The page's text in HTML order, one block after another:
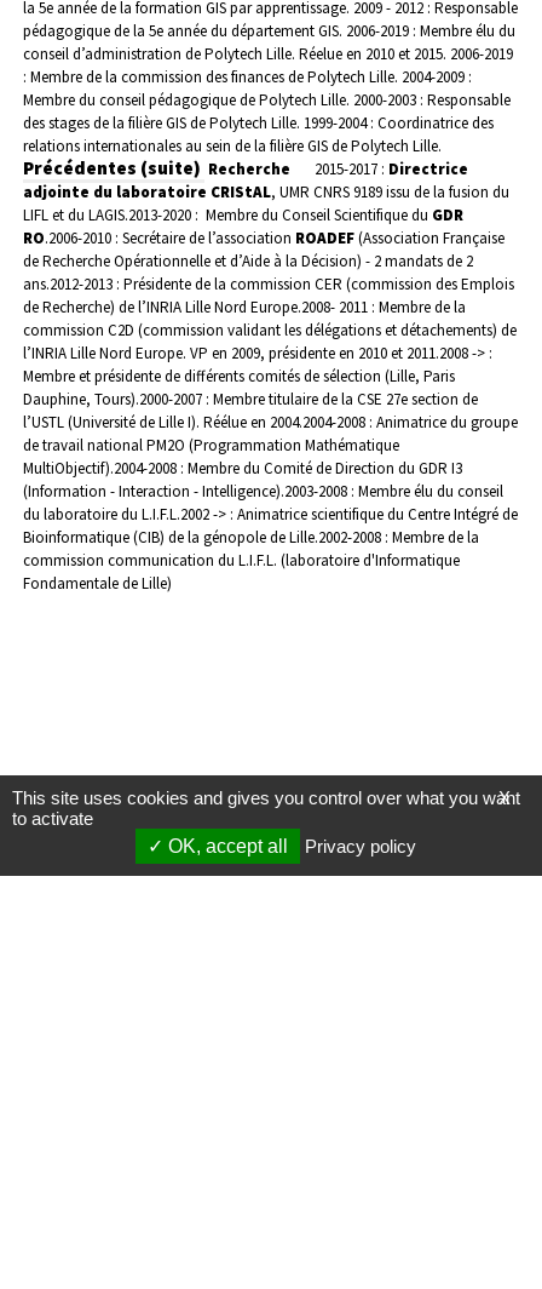
la 5e année de la formation GIS par apprentissage. 2009 - 2012 : Responsable
pédagogique de la 5e année du département GIS. 2006-2019 : Membre élu du
conseil d’administration de Polytech Lille. Réelue en 2010 et 2015. 2006-2019
: Membre de la commission des finances de Polytech Lille. 2004-2009 :
Membre du conseil pédagogique de Polytech Lille. 2000-2003 : Responsable
des stages de la filière GIS de Polytech Lille. 1999-2004 : Coordinatrice des
relations internationales au sein de la filière GIS de Polytech Lille.
Précédentes (suite) Recherche 2015-2017 : Directrice
adjointe du laboratoire CRIStAL, UMR CNRS 9189 issu de la fusion du
LIFL et du LAGIS.2013-2020 : Membre du Conseil Scientifique du GDR
RO.2006-2010 : Secrétaire de l’association ROADEF(Association Française
de Recherche Opérationnelle et d’Aide à la Décision) - 2 mandats de 2
ans.2012-2013 : Présidente de la commission CER (commission des Emplois
de Recherche) de l’INRIA Lille Nord Europe.2008- 2011 : Membre de la
commission C2D (commission validant les délégations et détachements) de
l’INRIA Lille Nord Europe. VP en 2009, présidente en 2010 et 2011.2008 -> :
Membre et présidente de différents comités de sélection (Lille, Paris
Dauphine, Tours).2000-2007 : Membre titulaire de la CSE 27e section de
l’USTL (Université de Lille I). Réélue en 2004.2004-2008 : Animatrice du groupe
de travail national PM2O (Programmation Mathématique
MultiObjectif).2004-2008 : Membre du Comité de Direction du GDR I3
(Information - Interaction - Intelligence).2003-2008 : Membre élu du conseil
du laboratoire du L.I.F.L.2002 -> : Animatrice scientifique du Centre Intégré de
Bioinformatique (CIB) de la génopole de Lille.2002-2008 : Membre de la
commission communication du L.I.F.L. (laboratoire d'Informatique
Fondamentale de Lille)
X
This site uses cookies and gives you control over what you want
to activate
OK, accept all
Privacy policy